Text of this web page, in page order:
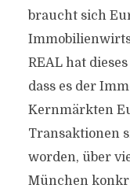
braucht sich
REAL hat
dass es der
Kernmärkten
Transaktionen
worden, über
München